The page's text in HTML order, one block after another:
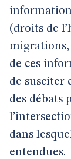
(droits de
migrations,
de ces
de susciter
des débats
dans
entendues.